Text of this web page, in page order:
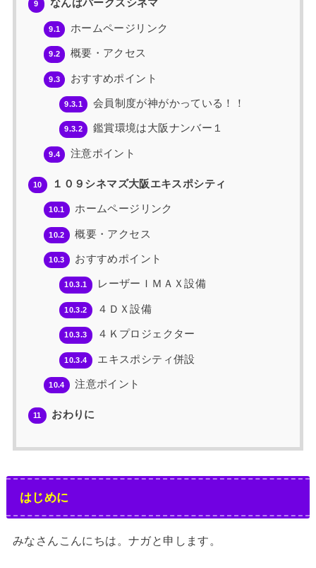
9 なんばパークスシネマ
9.1 ホームページリンク
9.2 概要・アクセス
9.3 おすすめポイント
9.3.1 会員制度が神がかっている！！
9.3.2 鑑賞環境は大阪ナンバー１
9.4 注意ポイント
10 １０９シネマズ大阪エキスポシティ
10.1 ホームページリンク
10.2 概要・アクセス
10.3 おすすめポイント
10.3.1 レーザーＩＭＡＸ設備
10.3.2 ４ＤＸ設備
10.3.3 ４Ｋプロジェクター
10.3.4 エキスポシティ併設
10.4 注意ポイント
11 おわりに
はじめに
みなさんこんにちは。ナガと申します。